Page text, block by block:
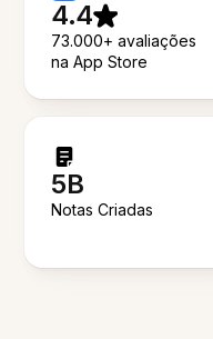
4.4
73.000+ avaliações
na App Store
5B
Notas Criadas